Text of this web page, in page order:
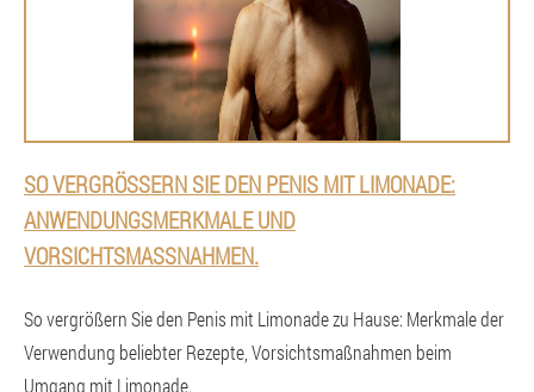
SO VERGRÖSSERN SIE DEN PENIS MIT LIMONADE: A
NWENDUNGSMERKMALE UND V
ORSICHTSMASSNAHMEN.
So vergrößern Sie den Penis mit Limonade zu Hause: Merkmale der
Verwendung beliebter Rezepte, Vorsichtsmaßnahmen beim
Umgang mit Limonade.